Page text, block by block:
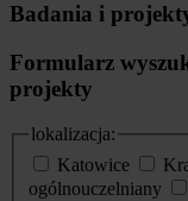
Badania i
Formularz
projekty
lokalizacja:
Katowice
ogólnouczelniany